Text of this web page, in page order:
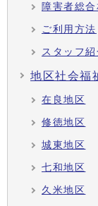
障害者総
ご利用方法
スタッフ紹
地区社会福
在良地区
修徳地区
城東地区
七和地区
久米地区